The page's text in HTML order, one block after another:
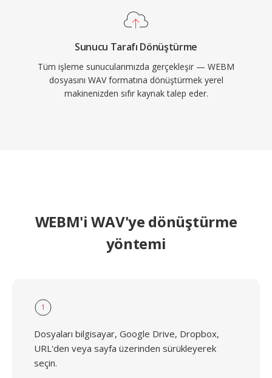
Sunucu Tarafı Dönüştürme
Tüm işleme sunucularımızda gerçekleşir — WEBM
dosyasını WAV formatına dönüştürmek yerel
makinenizden sıfır kaynak talep eder.
WEBM'i WAV'ye dönüştürme
yöntemi
1
Dosyaları bilgisayar, Google Drive, Dropbox,
URL'den veya sayfa üzerinden sürükleyerek
seçin.